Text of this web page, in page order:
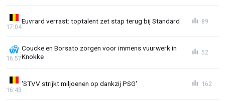
Euvrard verrast: toptalent zet stap terug bij Standard
17:04
89
Coucke en Borsato zorgen voor immens vuurwerk in
Knokke
16:57
52
'STVV strijkt miljoenen op dankzij PSG'
16:43
162